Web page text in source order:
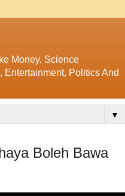
Money, Science
Entertainment, Politics And
▼
Boleh Bawa